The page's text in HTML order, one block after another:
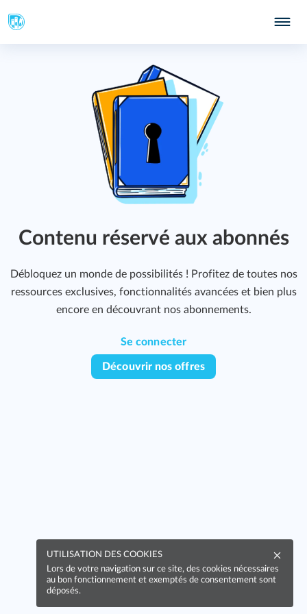
Contenu réservé aux abonnés
Débloquez un monde de possibilités ! Profitez de toutes nos
ressources exclusives, fonctionnalités avancées et bien plus
encore en découvrant nos abonnements.
Se connecter
Découvrir nos offres
UTILISATION DES COOKIES
Lors de votre navigation sur ce site, des cookies nécessaires
au bon fonctionnement et exemptés de consentement sont
déposés.